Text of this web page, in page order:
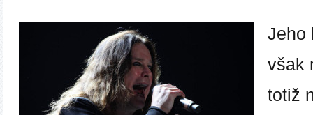
Jeho
však
totiž